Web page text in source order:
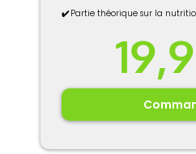
✔️Partie théorique sur la